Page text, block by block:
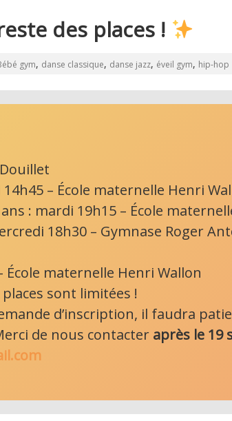
des places !
gym, danse classique, danse jazz, éveil gym, hip-hop
– École maternelle Henri
: mardi 19h15 – École
18h30 – Gymnase Roger
École maternelle Henri Wallon
sont limitées !
d’inscription, il faudra
de nous contacter après le 19